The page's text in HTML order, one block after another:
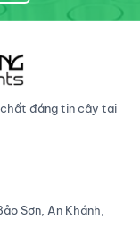
đáng tin cậy tại
Sơn, An Khánh,